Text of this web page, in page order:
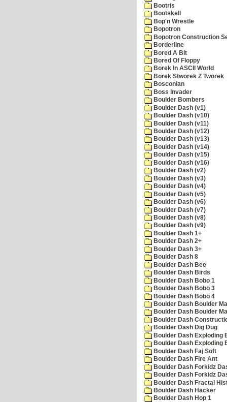
Bootris
Bootskell
Bop'n Wrestle
Bopotron
Bopotron Construction
Borderline
Bored A Bit
Bored Of Floppy
Borek In ASCII World
Borek Stworek Z Tworek
Bosconian
Boss Invader
Boulder Bombers
Boulder Dash (v1)
Boulder Dash (v10)
Boulder Dash (v11)
Boulder Dash (v12)
Boulder Dash (v13)
Boulder Dash (v14)
Boulder Dash (v15)
Boulder Dash (v16)
Boulder Dash (v2)
Boulder Dash (v3)
Boulder Dash (v4)
Boulder Dash (v5)
Boulder Dash (v6)
Boulder Dash (v7)
Boulder Dash (v8)
Boulder Dash (v9)
Boulder Dash 1+
Boulder Dash 2+
Boulder Dash 3+
Boulder Dash 8
Boulder Dash Bee
Boulder Dash Birds
Boulder Dash Bobo 1
Boulder Dash Bobo 3
Boulder Dash Bobo 4
Boulder Dash Boulder
Boulder Dash Boulder
Boulder Dash
Boulder Dash Dig Dug
Boulder Dash Exploding
Boulder Dash Exploding
Boulder Dash Faj Soft
Boulder Dash Fire Ant
Boulder Dash Forkidz
Boulder Dash Forkidz
Boulder Dash Fractal
Boulder Dash Hacker
Boulder Dash Hop 1